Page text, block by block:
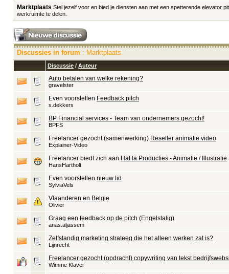
Marktplaats Stel jezelf voor en bied je diensten aan met een spetterende elevator
werkruimte te delen.
Discussies in forum : Marktplaats
Discussie / Auteur
Auto betalen van welke rekening?
gravelster
Even voorstellen Feedback pitch
s.dekkers
BP Financial services - Team van ondernemers gezocht!
BPFS
Freelancer gezocht (samenwerking) Reseller animatie video
Explainer-Video
Freelancer biedt zich aan HaHa Producties - Animatie / Illustratie
HansHartholt
Even voorstellen nieuw lid
SylviaVels
Vlaanderen en Belgie
Olivier
Graag een feedback op de pitch (Engelstalig)
anas.aljassem
Zelfstandig marketing strateeg die het alleen werken zat is?
Lijnrecht
Freelancer gezocht (opdracht) copywriting van tekst
Wimme Klaver